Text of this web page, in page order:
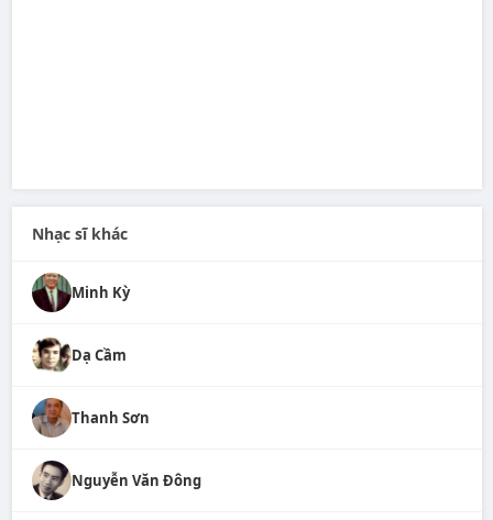
Nhạc sĩ khác
Minh Kỳ
Dạ Cầm
Thanh Sơn
Nguyễn Văn Đông